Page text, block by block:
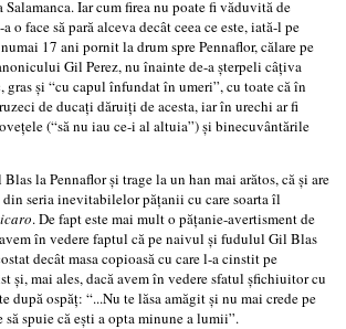
Salamanca. Iar cum firea nu poate fi văduvită de
o face să pară alceva decât ceea ce este, iată-l pe
17 ani pornit la drum spre Pennaflor, călare pe
Gil Perez, nu înainte de-a şterpeli câţiva
şi “cu capul înfundat în umeri”, cu toate că în
de ducaţi dăruiţi de acesta, iar în urechi ar fi
(“să nu iau ce-i al altuia”) şi binecuvântările
la Pennaflor şi trage la un han mai arătos, că şi are
din seria inevitabilelor păţanii cu care soarta îl
. De fapt este mai mult o păţanie-avertisment de
în vedere faptul că pe naivul şi fudulul Gil Blas
decât masa copioasă cu care l-a cinstit pe
şi, mai ales, dacă avem în vedere sfatul şfichiuitor cu
după ospăţ: “...Nu te lăsa amăgit şi nu mai crede pe
spuie că eşti a opta minune a lumii”.